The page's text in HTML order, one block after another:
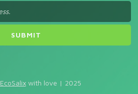
EcoSalixwith love | 2025